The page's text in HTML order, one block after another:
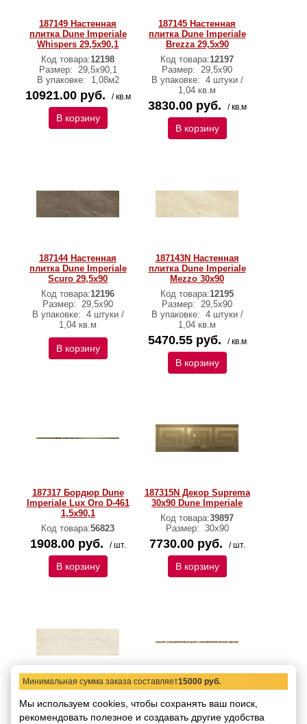
187149 Настенная
плитка Dune Imperiale
Whispers 29,5х90,1
Код товара:12198
Размер: 29,5х90,1
В упаковке:
1,08м2
10921.00 руб. / кв.м
В корзину
187145 Настенная
плитка Dune Imperiale
Brezza 29,5x90
Код товара:12197
Размер: 29,5x90
В упаковке: 4 штуки /
1,04 кв.м
3830.00 руб. / кв.м
В корзину
187144 Настенная
плитка Dune Imperiale
Scuro 29,5x90
Код товара:12196
Размер: 29,5x90
В упаковке: 4 штуки /
1,04 кв.м
В корзину
187143N Настенная
плитка Dune Imperiale
Mezzo 30х90
Код товара:12195
Размер: 29,5x90
В упаковке: 4 штуки /
1,04 кв.м
5470.55 руб. / кв.м
В корзину
187317 Бордюр Dune
Imperiale Lux Oro D-461
1,5x90,1
Код товара:56823
1908.00 руб. / шт.
В корзину
187315N Декор Suprema
30x90 Dune Imperiale
Код товара:39897
Размер: 30х90
7730.00 руб. / шт.
В корзину
плитка Dune Imperiale
Chiaro 30x90
Gold 2,3x90 Dune
Imperiale
Минимальная сумма заказа составляет15000 руб.
Мы используем cookies, чтобы сохранять ваш поиск,
рекомендовать полезное и создавать другие удобства